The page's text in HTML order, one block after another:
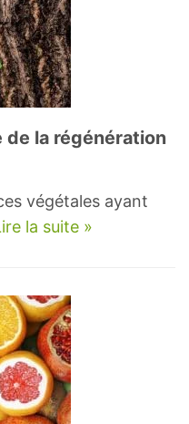
de la régénération
végétales ayant
la suite »